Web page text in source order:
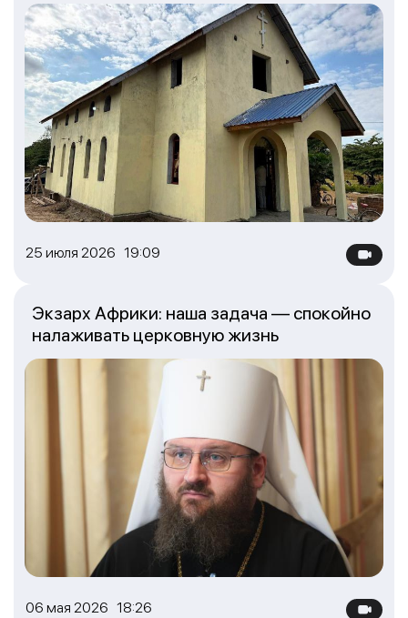
25 июля 2026 19:09
06 мая 2026 18:26
Экзарх Африки: наша задача — спокойно
налаживать церковную жизнь